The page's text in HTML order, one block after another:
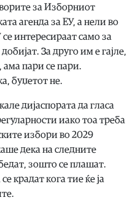
за Изборниот
агенда за ЕУ, а нели во
интересираат само за
За друго им е гајле,
ама пари се пари.
буџетот не.
дијаспората да гласа
иако тоа треба
избори во 2029
дека на следните
зошто се плашат.
крадат кога тие ќе ја